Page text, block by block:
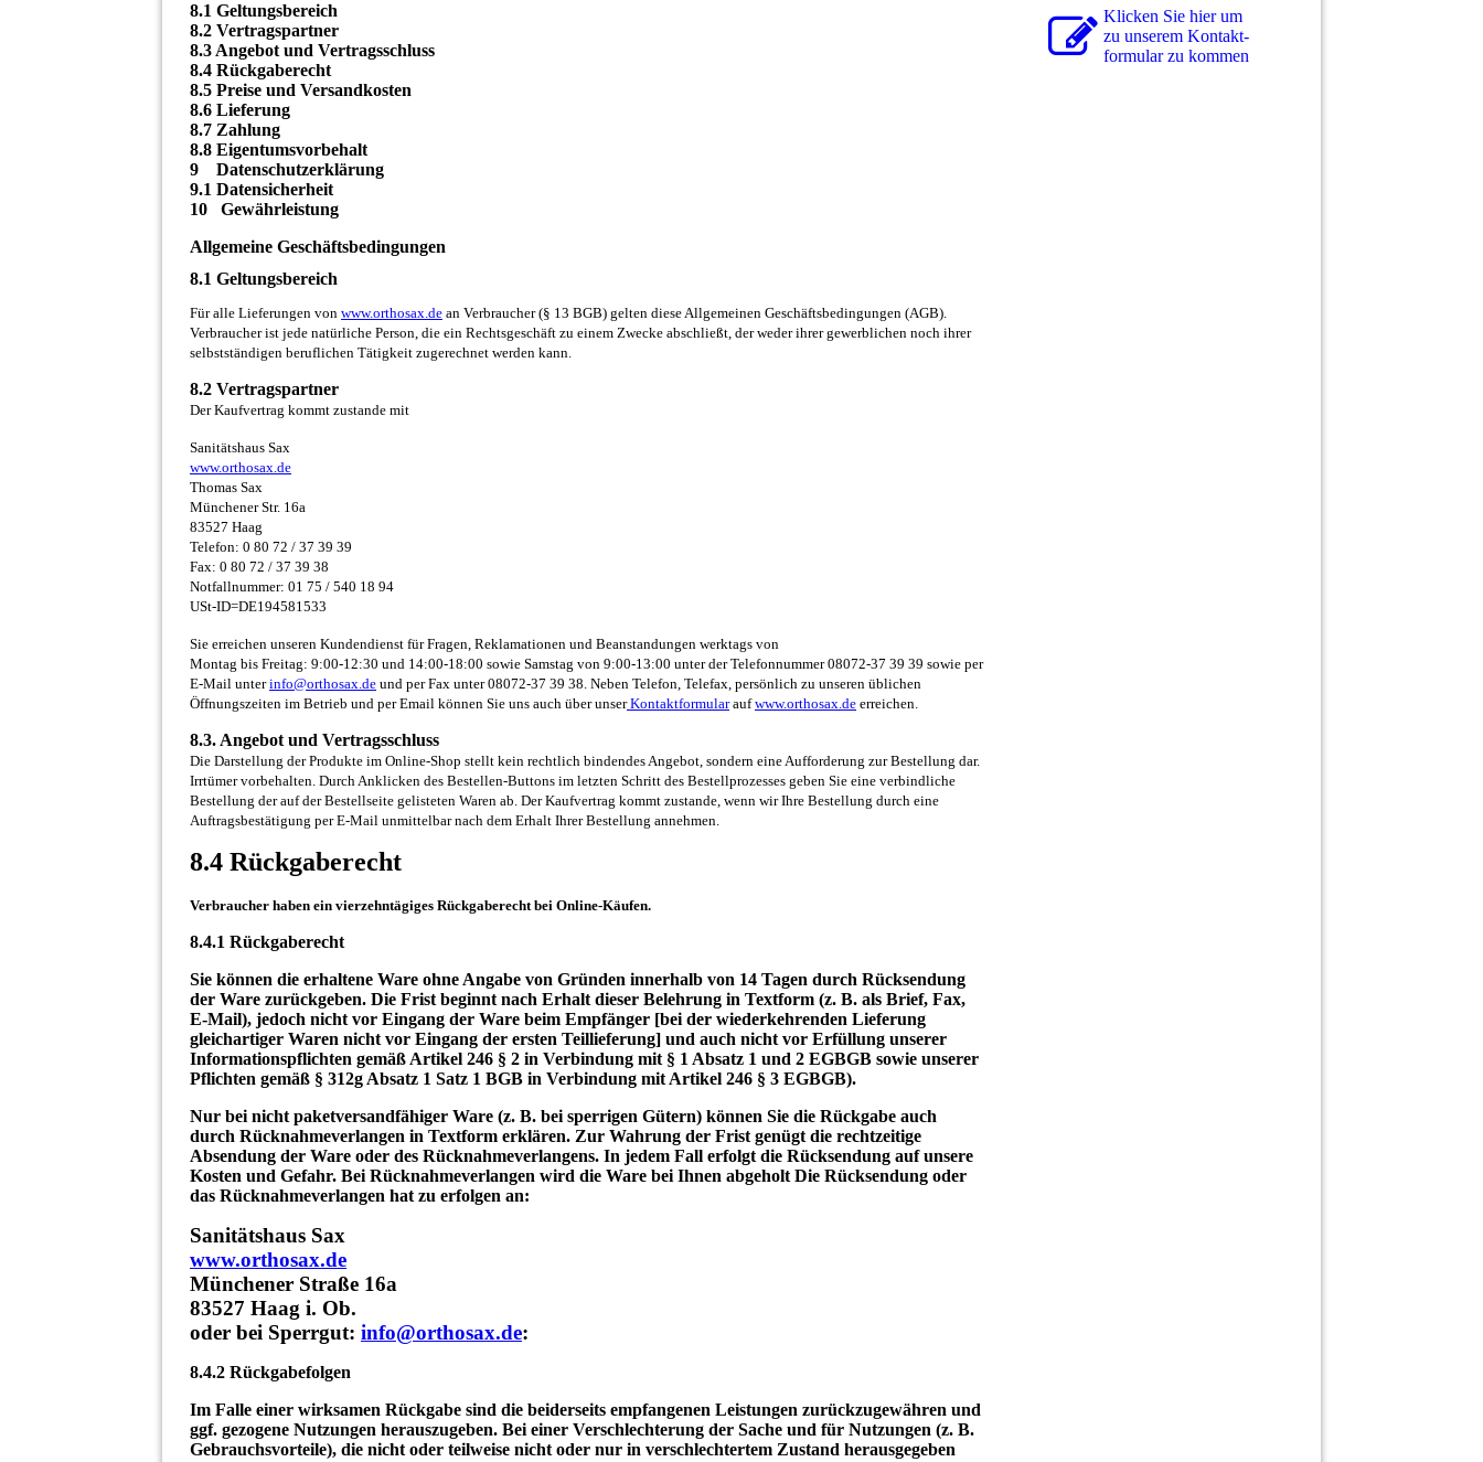
8.1 Geltungsbereich
8.2 Vertragspartner
8.3 Angebot und Vertragsschluss
8.4 Rückgaberecht
8.5 Preise und Versandkosten
8.6 Lieferung
8.7 Zahlung
8.8 Eigentumsvorbehalt
9 Datenschutzerklärung
9.1 Datensicherheit
10 Gewährleistung
Allgemeine Geschäftsbedingungen
8.1 Geltungsbereich
Für alle Lieferungen von www.orthosax.de an Verbraucher (§ 13 BGB) gelten diese Allgemeinen Geschäftsbedingungen (AGB).
Verbraucher ist jede natürliche Person, die ein Rechtsgeschäft zu einem Zwecke abschließt, der weder ihrer gewerblichen noch ihrer
selbstständigen beruflichen Tätigkeit zugerechnet werden kann.
8.2 Vertragspartner
Der Kaufvertrag kommt zustande mit
Sanitätshaus Sax
www.orthosax.de
Thomas Sax
Münchener Str. 16a
83527 Haag
Telefon: 0 80 72 / 37 39 39
Fax: 0 80 72 / 37 39 38
Notfallnummer: 01 75 / 540 18 94
USt-ID=DE194581533
Sie erreichen unseren Kundendienst für Fragen, Reklamationen und Beanstandungen werktags von
Montag bis Freitag: 9:00-12:30 und 14:00-18:00 sowie Samstag von 9:00-13:00 unter der Telefonnummer 08072-37 39 39 sowie per
E-Mail unterinfo@orthosax.de und per Fax unter 08072-37 39 38. Neben Telefon, Telefax, persönlich zu unseren üblichen
Öffnungszeiten im Betrieb und per Email können Sie uns auch über unserKontaktformularaufwww.orthosax.de erreichen.
8.3. Angebot und Vertragsschluss
Die Darstellung der Produkte im Online-Shop stellt kein rechtlich bindendes Angebot, sondern eine Aufforderung zur Bestellung dar.
Irrtümer vorbehalten. Durch Anklicken des Bestellen-Buttons im letzten Schritt des Bestellprozesses geben Sie eine verbindliche
Bestellung der auf der Bestellseite gelisteten Waren ab. Der Kaufvertrag kommt zustande, wenn wir Ihre Bestellung durch eine
Auftragsbestätigung per E-Mail unmittelbar nach dem Erhalt Ihrer Bestellung annehmen.
8.4 Rückgaberecht
Verbraucher haben ein vierzehntägiges Rückgaberecht bei Online-Käufen.
8.4.1 Rückgaberecht
Sie können die erhaltene Ware ohne Angabe von Gründen innerhalb von 14 Tagen durch Rücksendung
der Ware zurückgeben. Die Frist beginnt nach Erhalt dieser Belehrung in Textform (z. B. als Brief, Fax,
E-Mail), jedoch nicht vor Eingang der Ware beim Empfänger [bei der wiederkehrenden Lieferung
gleichartiger Waren nicht vor Eingang der ersten Teillieferung] und auch nicht vor Erfüllung unserer
Informationspflichten gemäß Artikel 246 § 2 in Verbindung mit § 1 Absatz 1 und 2 EGBGB sowie unserer
Pflichten gemäß § 312g Absatz 1 Satz 1 BGB in Verbindung mit Artikel 246 § 3 EGBGB).
Nur bei nicht paketversandfähiger Ware (z. B. bei sperrigen Gütern) können Sie die Rückgabe auch
durch Rücknahmeverlangen in Textform erklären. Zur Wahrung der Frist genügt die rechtzeitige
Absendung der Ware oder des Rücknahmeverlangens. In jedem Fall erfolgt die Rücksendung auf unsere
Kosten und Gefahr. Bei Rücknahmeverlangen wird die Ware bei Ihnen abgeholt Die Rücksendung oder
das Rücknahmeverlangen hat zu erfolgen an:
Sanitätshaus Sax
www.orthosax.de
Münchener Straße 16a
83527 Haag i. Ob.
oder bei Sperrgut: info@orthosax.de:
8.4.2 Rückgabefolgen
Im Falle einer wirksamen Rückgabe sind die beiderseits empfangenen Leistungen zurückzugewähren und
ggf. gezogene Nutzungen herauszugeben. Bei einer Verschlechterung der Sache und für Nutzungen (z. B.
Gebrauchsvorteile), die nicht oder teilweise nicht oder nur in verschlechtertem Zustand herausgegeben
Klicken Sie hier um
zu unserem Kon­takt­
for­mu­lar zu kommen